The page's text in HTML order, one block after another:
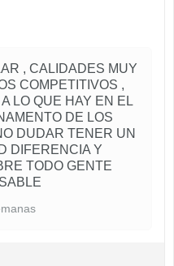
, CALIDADES MUY
COMPETITIVOS ,
LO QUE HAY EN EL
DE LOS
DUDAR TENER UN
DIFERENCIA Y
TODO GENTE